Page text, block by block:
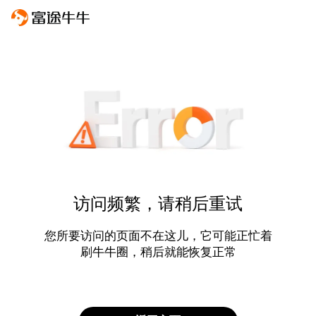
访问频繁，请稍后重试
您所要访问的页面不在这儿，它可能正忙着
刷牛牛圈，稍后就能恢复正常